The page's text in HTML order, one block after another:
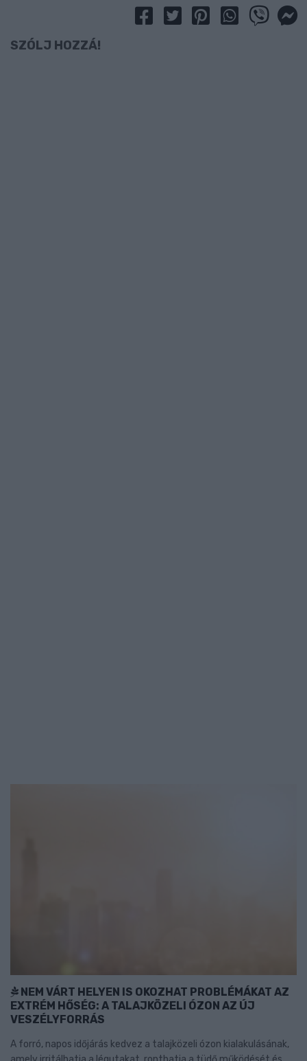
SZÓLJ HOZZÁ!
NEM VÁRT HELYEN IS OKOZHAT PROBLÉMÁKAT AZ
EXTRÉM HŐSÉG: A TALAJKÖZELI ÓZON AZ ÚJ
VESZÉLYFORRÁS
A forró, napos időjárás kedvez a talajközeli ózon kialakulásának,